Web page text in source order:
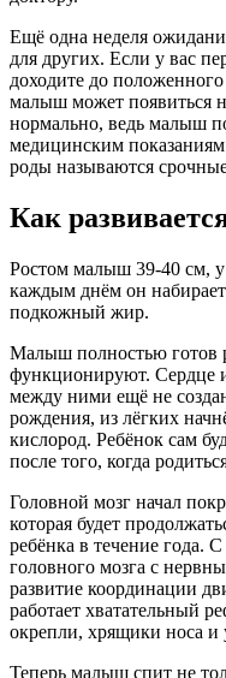
Ещё одна неделя
для других. Если у вас
доходите до
малыш может появиться
нормально, ведь малыш
медицинским
роды называются
Как
Ростом малыш 39-40 см,
каждым днём он
подкожный жир.
Малыш полностью готов
функционируют. Сердце
между ними ещё не
рождения, из лёгких
кислород. Ребёнок сам
после того, когда
Головной мозг начал
которая будет
ребёнка в течение года.
головного мозга с
развитие координации
работает хватательный
окрепли, хрящики носа
Теперь малыш спит не